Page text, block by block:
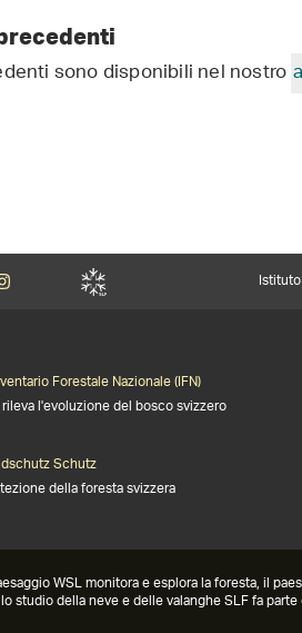
sono disponibili nel nostro
Forestale Nazionale (IFN)
rileva l'evoluzione del bosco svizzero
Schutz
della foresta svizzera
WSL monitora e esplora la foresta, il
della neve e delle valanghe SLF fa